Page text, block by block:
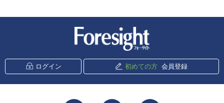
ログイン 初めての方 会員登録